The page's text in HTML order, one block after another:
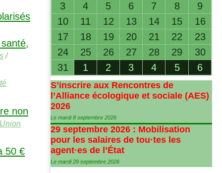
/
non
Union
50 €
3
4 5 6 7 8
9
10
11 12 13 14 15
16
17
18 19 20 21 22
23
24
25 26 27 28 29
30
31
1 2 3 4 5 6
S’inscrire aux Rencontres de
l’Alliance écologique et sociale (AES)
2026
Le mardi 8 septembre 2026
29 septembre 2026 : Mobilisation
pour les salaires de tou·tes les
agent·es de l’État
Le mardi 29 septembre 2026